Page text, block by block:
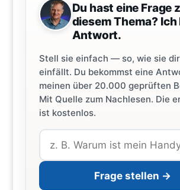
Du hast eine Frage
diesem Thema? Ich
Antwort.
Stell sie einfach — so, wie sie
einfällt. Du bekommst eine
meinen über 20.000 geprüften
Mit Quelle zum Nachlesen. Die
ist kostenlos.
Frage stellen →